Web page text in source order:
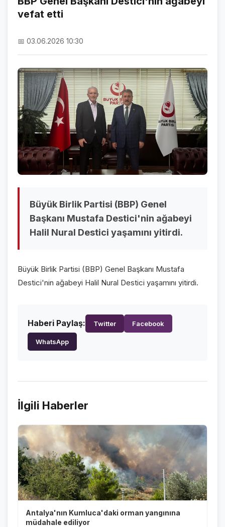
NAMAZ VAKİTLERİ
KRİPTO PARALAR
NÖBETÇİ ECZANELER
SON DAKİKA
SON DAKİKA HABERLERİ
VİDEO GALERİ
GALERİLER
VİDEO GALERİ
KURUMSAL
KÜNYE
İLETİŞİM
vefat etti
📅 03.06.2026 10:30
Büyük Birlik Partisi (BBP) Genel
Başkanı Mustafa Destici'nin ağabeyi
Halil Nural Destici yaşamını yitirdi.
Büyük Birlik Partisi (BBP) Genel Başkanı Mustafa
Destici'nin ağabeyi Halil Nural Destici yaşamını yitirdi.
Haberi Paylaş: Twitter Facebook
WhatsApp
İlgili Haberler
Antalya'nın Kumluca'daki orman yangınına
müdahale ediliyor